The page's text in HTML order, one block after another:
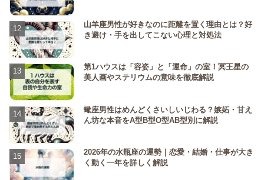
山羊座男性が好きなのに距離を置く理由とは？好
き避け・手を出してこない心理と対処法
第1ハウスは「容姿」と「運命」の室！冥王星の
美人画やステリウムの意味を徹底解説
蠍座男性はめんどくさいしいじわる？嫉妬・甘え
ん坊な本音をA型B型O型AB型別に解説
2026年の水瓶座の運勢｜恋愛・結婚・仕事が大き
く動く一年を詳しく解説